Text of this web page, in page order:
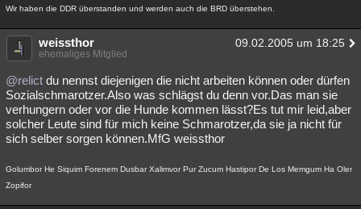
Wir haben die DDR überstanden und werden auch die BRD überstehen.
weissthor 09.02.2005 um 18:25
ehemaliges Mitglied
@relict du nennst diejenigen die nicht arbeiten können oder dürfen
Sozialschmarotzer.Also was schlägst du denn vor.Das man sie
verhungern oder vor die Hunde kommen lässt?Es tut mir leid,aber
solcher Leute sind für mich keine Schmarotzer,da sie ja nicht für
sich selber sorgen können.MfG weissthor
Golumbor He Siquim Forenem Dusbar Xalimvor Pur Zucum Hastipor De Los Memgum Ha Oler
Zopifor